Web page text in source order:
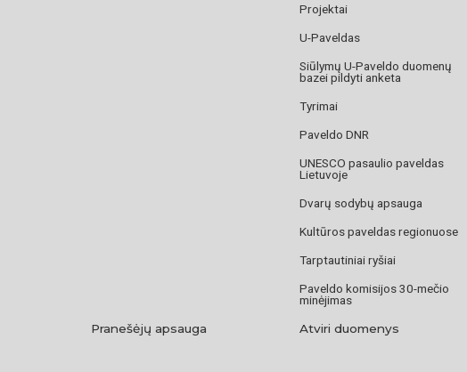
Projektai
U-Paveldas
Siūlymų U-Paveldo duomenų
bazei pildyti anketa
Tyrimai
Paveldo DNR
UNESCO pasaulio paveldas
Lietuvoje
Dvarų sodybų apsauga
Kultūros paveldas regionuose
Tarptautiniai ryšiai
Paveldo komisijos 30-mečio
minėjimas
Pranešėjų apsauga Atviri duomenys